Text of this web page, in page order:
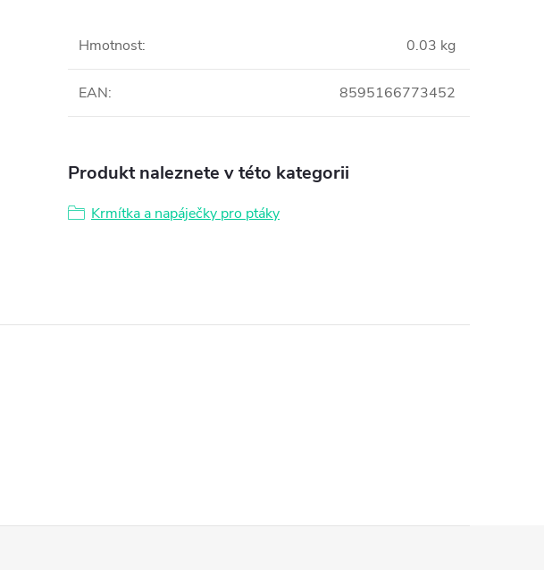
Hmotnost: 0.03 kg
EAN: 8595166773452
Produkt naleznete v této kategorii
Krmítka a napáječky pro ptáky